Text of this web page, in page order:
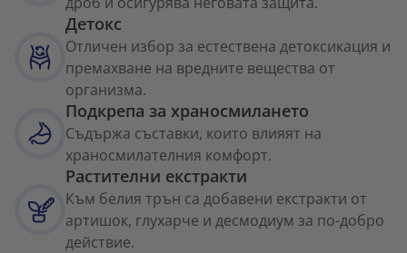
Детокс
Отличен избор за естествена детоксикация и
премахване на вредните вещества от
организма.
Подкрепа за храносмилането
Съдържа съставки, които влияят на
храносмилателния комфорт.
Растителни екстракти
Към белия трън са добавени екстракти от
артишок, глухарче и десмодиум за по-добро
действие.